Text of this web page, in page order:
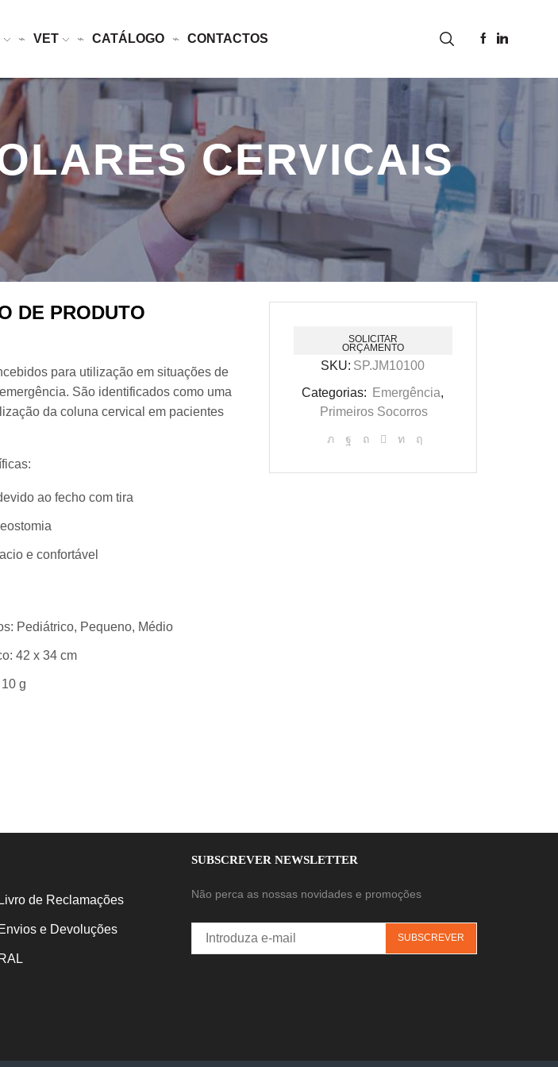
VET CATÁLOGO CONTACTOS
CERVICAIS
SOLICITAR
ORÇAMENTO
SKU: SP.JM10100
Categorias:
Emergência,
Primeiros Socorros
DE PRODUTO
para utilização em situações de
São identificados como uma
da coluna cervical em pacientes
ao fecho com tira
e confortável
Pediátrico, Pequeno, Médio
42 x 34 cm
g
Livro de Reclamações
Envios e Devoluções
RAL
SUBSCREVER NEWSLETTER
Não perca as nossas novidades e promoções